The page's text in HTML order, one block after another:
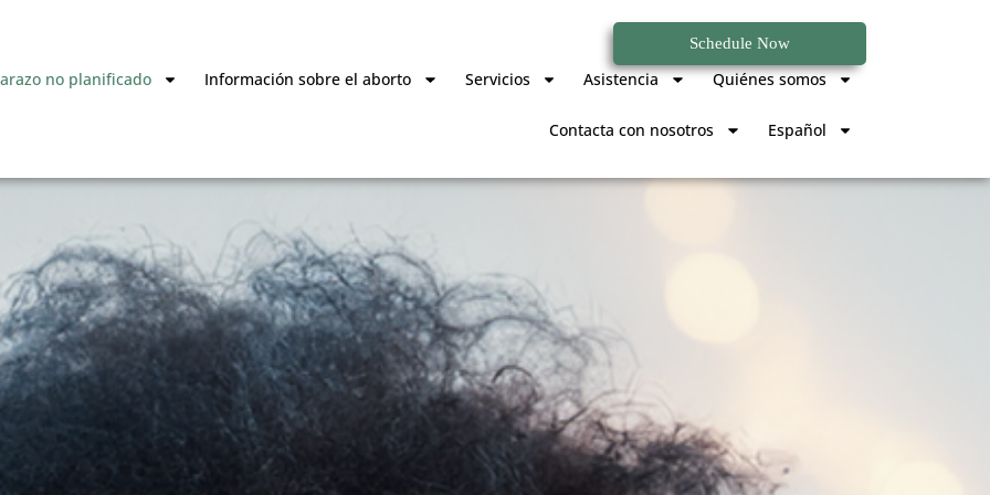
Schedule Now
no planificado Información sobre el aborto Servicios Asistencia Quiénes somos
Contacta con nosotros Español